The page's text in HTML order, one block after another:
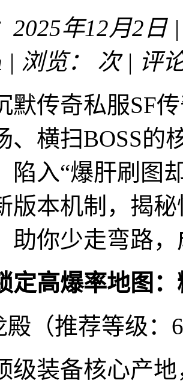
2025年12月2日
浏览：
次 | 评
默传奇私服SF
、横扫BOSS的
陷入“爆肝刷图
版本机制，揭
助你少走弯路
定高爆率地图
殿（推荐等级：
级装备核心产